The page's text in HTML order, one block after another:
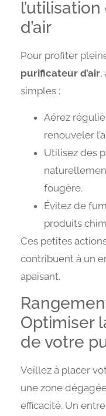
d’air
Pour profiter
purificateur d’air,
simples :
Aérez
renouveler
Utilisez des
fougère.
Évitez de
produits
Ces petites
contribuent à un
apaisant.
Optimiser
de votre
Veillez à placer
une zone
efficacité. Un